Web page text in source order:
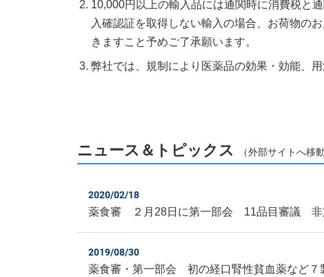
10,000円以上の輸入品には通関時に消費税と
入確認証を取得しない輸入の場合、お荷物の
きますこと予めご了承願います。
弊社では、規制により医薬品の効果・効能、
ニュース＆トピックス （外部サイトへ移
2020/02/18
薬食審 ２月28日に第一部会 11品目審議 非
2019/08/30
薬食審・第一部会 初の経口腎性貧血薬など